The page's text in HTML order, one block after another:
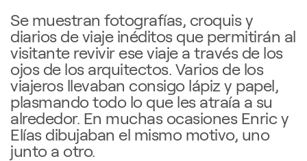
Se muestran fotografías, croquis y
diarios de viaje inéditos que permitirán al
visitante revivir ese viaje a través de los
ojos de los arquitectos. Varios de los
viajeros llevaban consigo lápiz y papel,
plasmando todo lo que les atraía a su
alrededor. En muchas ocasiones Enric y
Elías dibujaban el mismo motivo, uno
junto a otro.